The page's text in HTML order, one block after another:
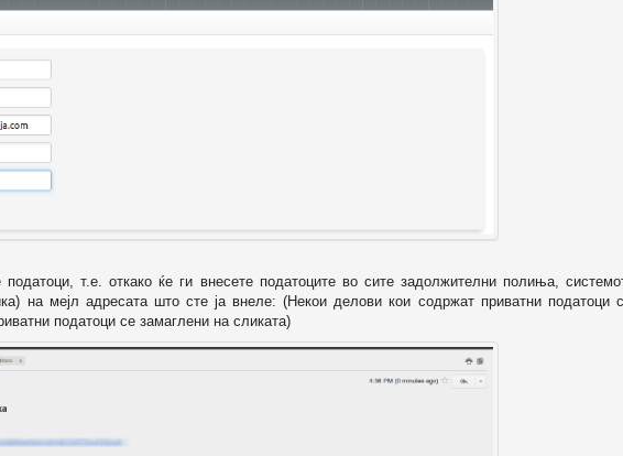
т.е. откако ќе ги внесете податоците во сите задолжителни полиња,
на мејл адресата што сте ја внеле: (Некои делови кои содржат приватни податоци
податоци се замаглени на сликата)